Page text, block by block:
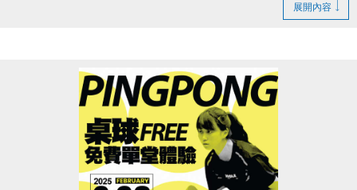
籃球 06:00-08:00 $2,500元/次
登記方式：即日起開放至現場一樓櫃台登記
★原季租上述時段皆享優惠
•依實際營業時間開放入場•
展開內容